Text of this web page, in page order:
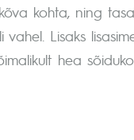
kohta, ning
Lisaks
hea